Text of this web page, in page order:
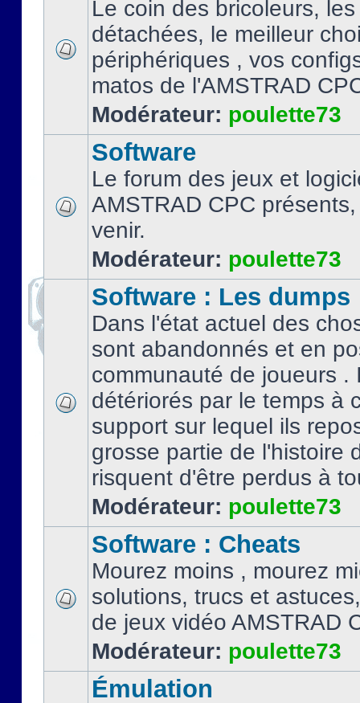
Le coin des bricoleurs,
détachées, le meilleur
périphériques , vos
matos de l'AMSTRAD
Modérateur: poulette73
Software
Le forum des jeux et
AMSTRAD CPC
venir.
Modérateur: poulette73
Software : Les dumps
Dans l'état actuel des
sont abandonnés et en
communauté de joueurs .
détériorés par le temps à
support sur lequel ils
grosse partie de l'histoire
risquent d'être perdus à
Modérateur: poulette73
Software : Cheats
Mourez moins , mourez
solutions, trucs et
de jeux vidéo AMSTRAD
Modérateur: poulette73
Émulation